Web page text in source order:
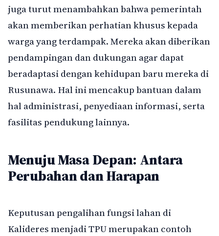
juga turut menambahkan bahwa pemerintah
akan memberikan perhatian khusus kepada
warga yang terdampak. Mereka akan diberikan
pendampingan dan dukungan agar dapat
beradaptasi dengan kehidupan baru mereka di
Rusunawa. Hal ini mencakup bantuan dalam
hal administrasi, penyediaan informasi, serta
fasilitas pendukung lainnya.
Menuju Masa Depan: Antara
Perubahan dan Harapan
Keputusan pengalihan fungsi lahan di
Kalideres menjadi TPU merupakan contoh